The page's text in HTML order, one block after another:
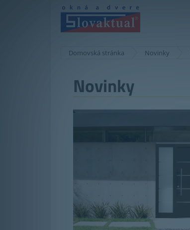
Domovská stránka Novinky
Novinky